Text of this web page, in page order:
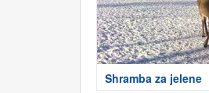
Shramba za jelene